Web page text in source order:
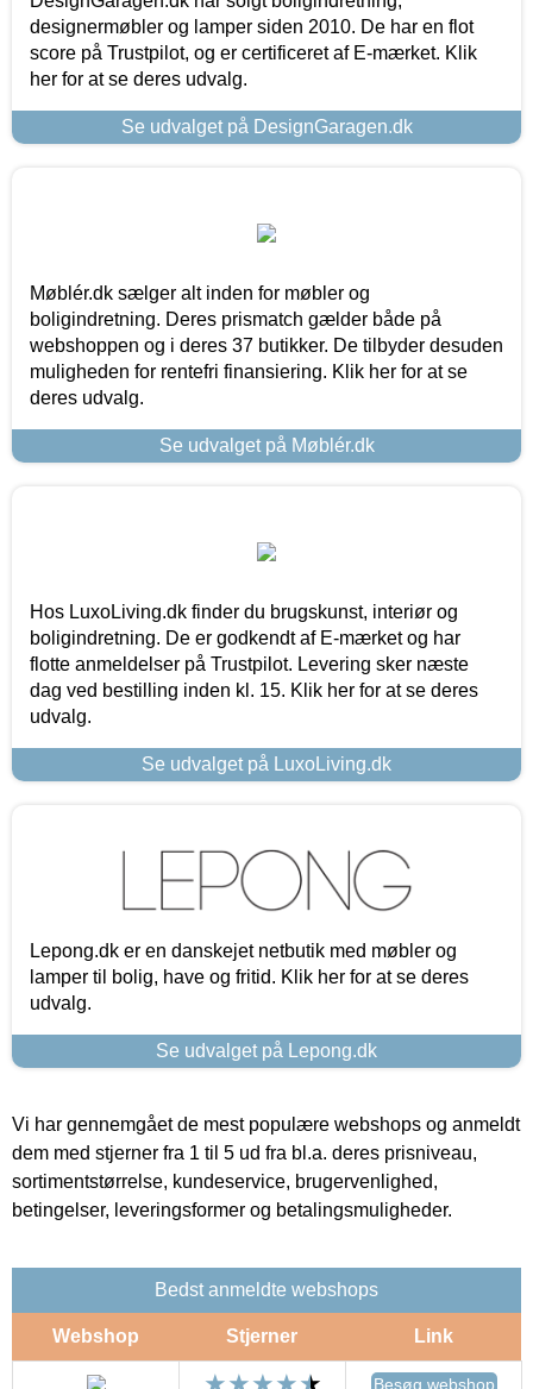
designermøbler og lamper siden 2010. De har en flot
score på Trustpilot, og er certificeret af E-mærket. Klik
her for at se deres udvalg.
Se udvalget på DesignGaragen.dk
Møblér.dk sælger alt inden for møbler og
boligindretning. Deres prismatch gælder både på
webshoppen og i deres 37 butikker. De tilbyder desuden
muligheden for rentefri finansiering. Klik her for at se
deres udvalg.
Se udvalget på Møblér.dk
Hos LuxoLiving.dk finder du brugskunst, interiør og
boligindretning. De er godkendt af E-mærket og har
flotte anmeldelser på Trustpilot. Levering sker næste
dag ved bestilling inden kl. 15. Klik her for at se deres
udvalg.
Se udvalget på LuxoLiving.dk
Lepong.dk er en danskejet netbutik med møbler og
lamper til bolig, have og fritid. Klik her for at se deres
udvalg.
Se udvalget på Lepong.dk
Vi har gennemgået de mest populære webshops og anmeldt
dem med stjerner fra 1 til 5 ud fra bl.a. deres prisniveau,
sortimentstørrelse, kundeservice, brugervenlighed,
betingelser, leveringsformer og betalingsmuligheder.
Bedst anmeldte webshops
Webshop Stjerner Link
Besøg webshop